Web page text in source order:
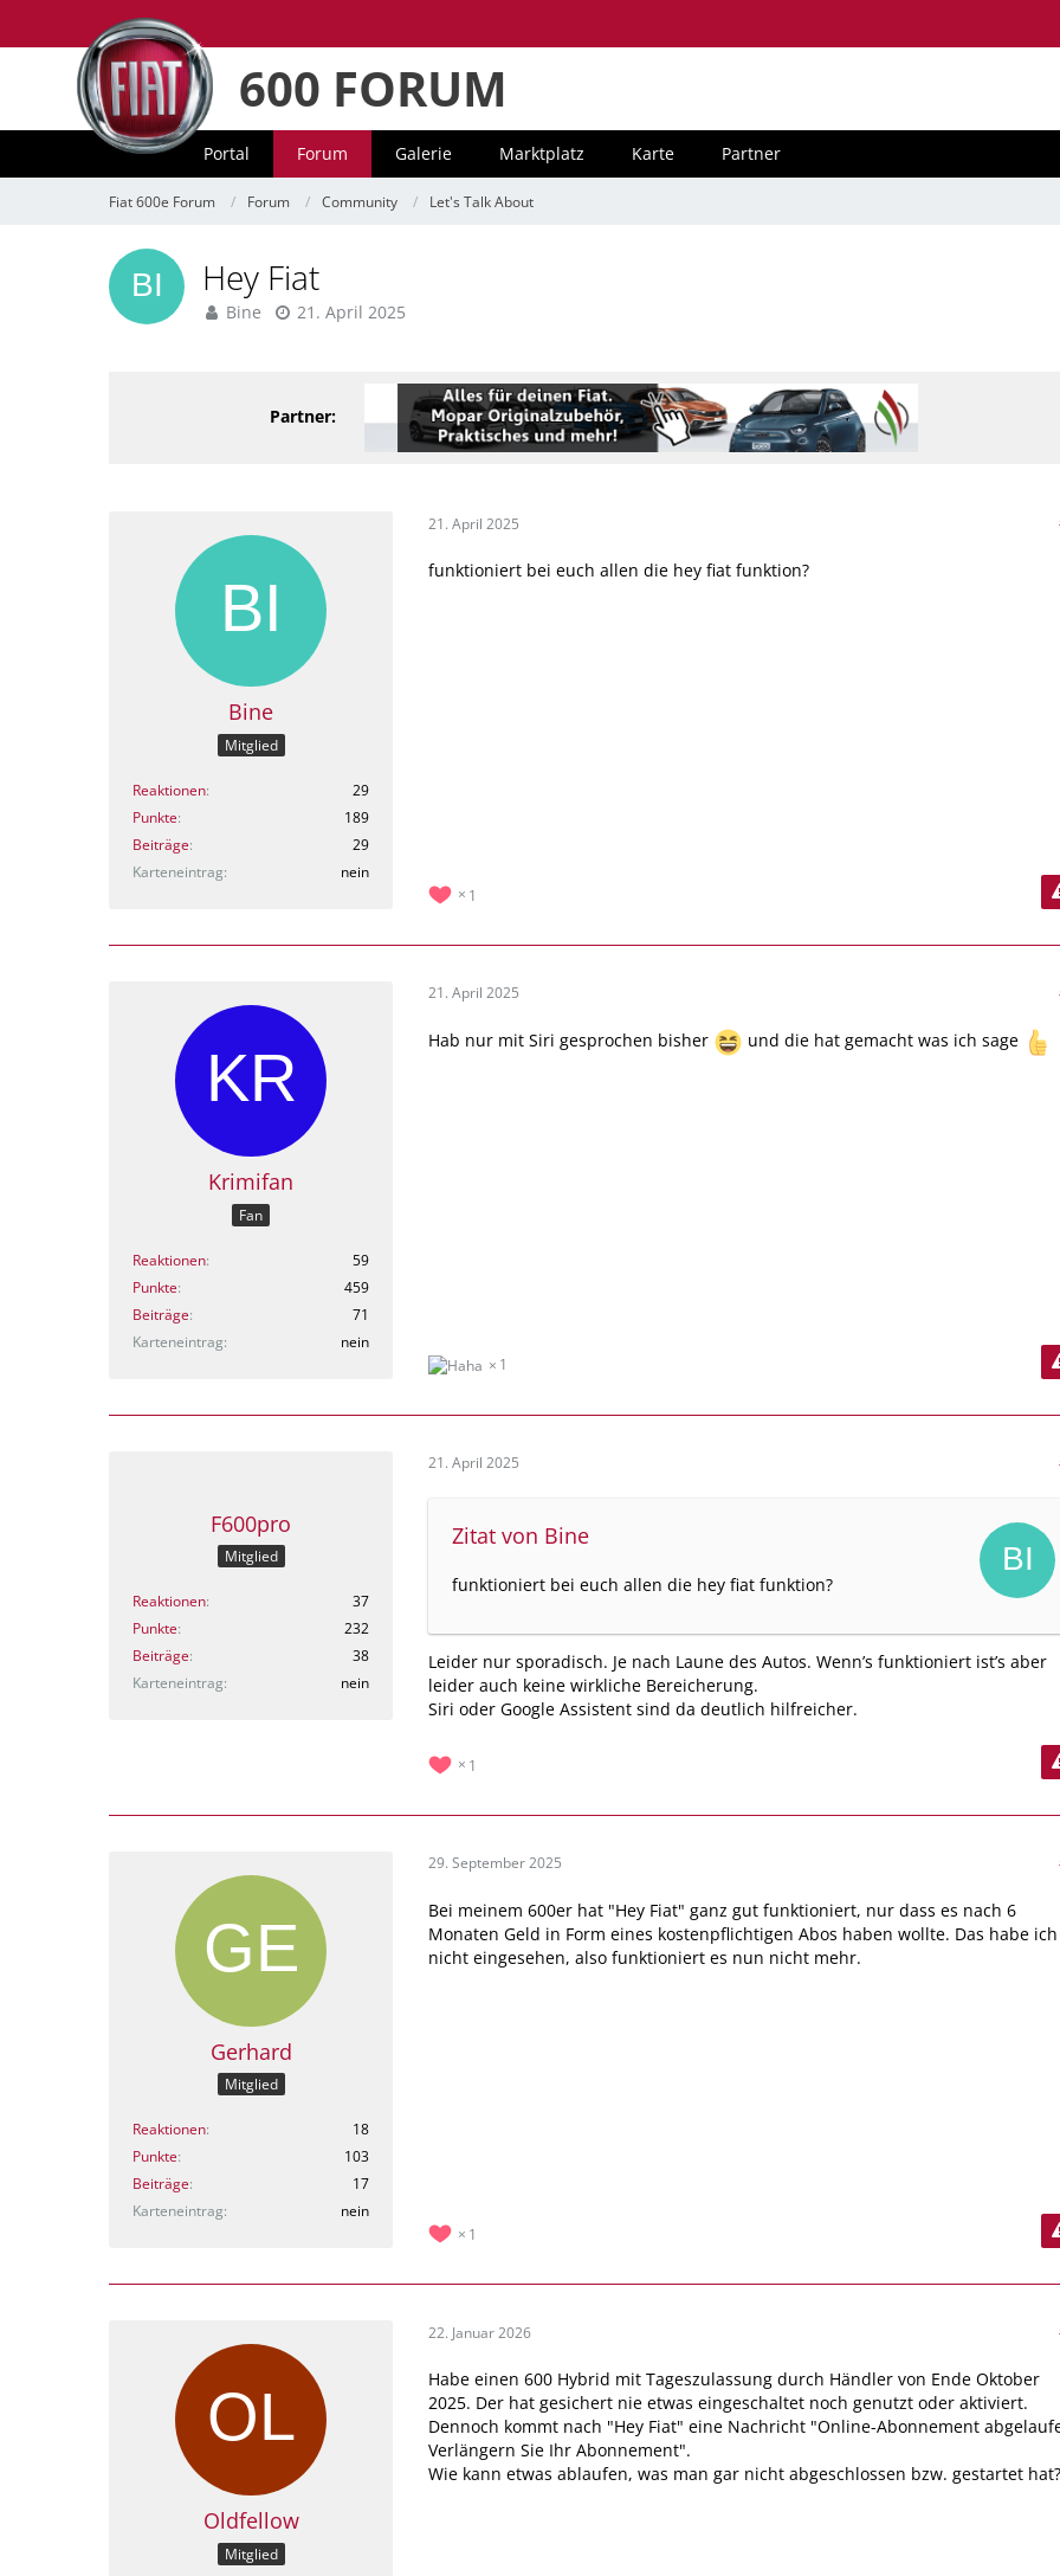
600 FORUM
Portal Forum Galerie Marktplatz Karte Partner
Fiat 600e Forum Forum Community Let's Talk About
Hey Fiat
Bine 21. April 2025
Partner:
Bine
Mitglied
Reaktionen
29
Punkte
189
Beiträge
29
Karteneintrag
nein
21. April 2025
funktioniert bei euch allen die hey fiat funktion?
1
Krimifan
Fan
Reaktionen
59
Punkte
459
Beiträge
71
Karteneintrag
nein
21. April 2025
Hab nur mit Siri gesprochen bisher und die hat gemacht was ich sage
1
F600pro
Mitglied
Reaktionen
37
Punkte
232
Beiträge
38
Karteneintrag
nein
21. April 2025
Zitat von Bine
funktioniert bei euch allen die hey fiat funktion?
Leider nur sporadisch. Je nach Laune des Autos. Wenn’s funktioniert ist’s aber
leider auch keine wirkliche Bereicherung.
Siri oder Google Assistent sind da deutlich hilfreicher.
1
Gerhard
Mitglied
Reaktionen
18
Punkte
103
Beiträge
17
Karteneintrag
nein
29. September 2025
Bei meinem 600er hat "Hey Fiat" ganz gut funktioniert, nur dass es nach 6
Monaten Geld in Form eines kostenpflichtigen Abos haben wollte. Das habe ich
nicht eingesehen, also funktioniert es nun nicht mehr.
1
Oldfellow
Mitglied
22. Januar 2026
Habe einen 600 Hybrid mit Tageszulassung durch Händler von Ende Oktober
2025. Der hat gesichert nie etwas eingeschaltet noch genutzt oder aktiviert.
Dennoch kommt nach "Hey Fiat" eine Nachricht "Online-Abonnement
Verlängern Sie Ihr Abonnement".
Wie kann etwas ablaufen, was man gar nicht abgeschlossen bzw. gestartet hat?